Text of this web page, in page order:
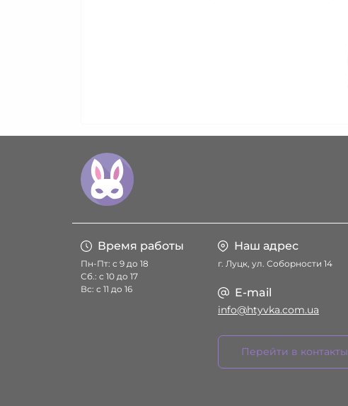
Время работы
Пн-Пт: с 9 до 18
Сб.: с 10 до 17
Вс: с 11 до 16
Наш адрес
г. Луцк, ул. Соборности 14
E-mail
info@htyvka.com.ua
Перейти в контакты